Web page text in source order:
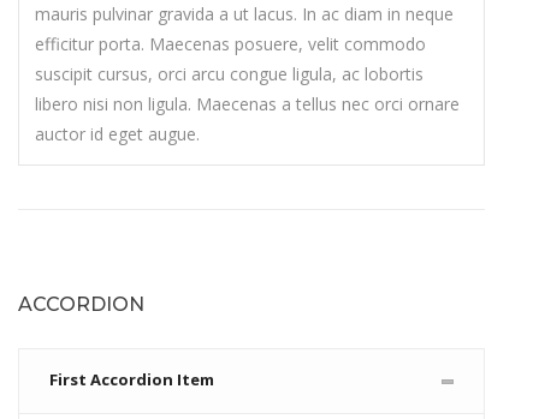
mauris pulvinar gravida a ut lacus. In ac diam in neque
efficitur porta. Maecenas posuere, velit commodo
suscipit cursus, orci arcu congue ligula, ac lobortis
libero nisi non ligula. Maecenas a tellus nec orci ornare
auctor id eget augue.
ACCORDION
First Accordion Item